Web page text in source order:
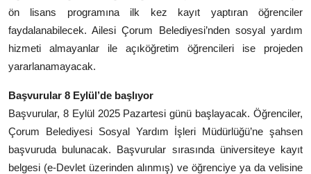
ön lisans programına ilk kez kayıt yaptıran öğrenciler
faydalanabilecek. Ailesi Çorum Belediyesi’nden sosyal yardım
hizmeti almayanlar ile açıköğretim öğrencileri ise projeden
yararlanamayacak.
Başvurular 8 Eylül’de başlıyor
Başvurular, 8 Eylül 2025 Pazartesi günü başlayacak. Öğrenciler,
Çorum Belediyesi Sosyal Yardım İşleri Müdürlüğü’ne şahsen
başvuruda bulunacak. Başvurular sırasında üniversiteye kayıt
belgesi (e-Devlet üzerinden alınmış) ve öğrenciye ya da velisine